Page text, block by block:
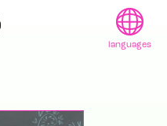
languages